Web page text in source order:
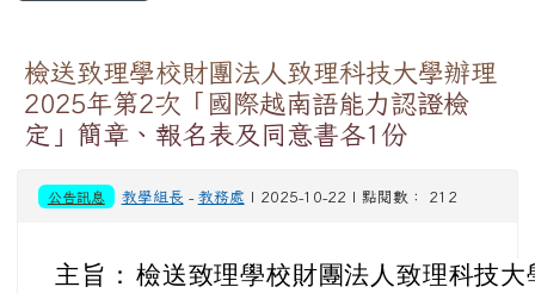
檢送致理學校財團法人致理科技大學辦理
2025年第2次「國際越南語能力認證檢
定」簡章、報名表及同意書各1份
公告訊息 教學組長 - 教務處 | 2025-10-22 | 點閱數： 212
主旨： 檢送致理學校財團法人致理科技